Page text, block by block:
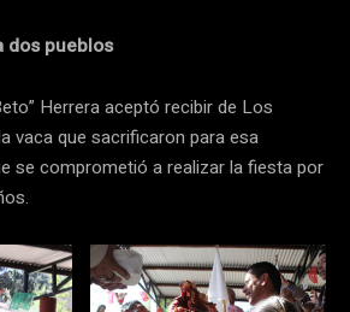
dos pueblos
Herrera aceptó recibir de Los
vaca que sacrificaron para esa
se comprometió a realizar la fiesta por